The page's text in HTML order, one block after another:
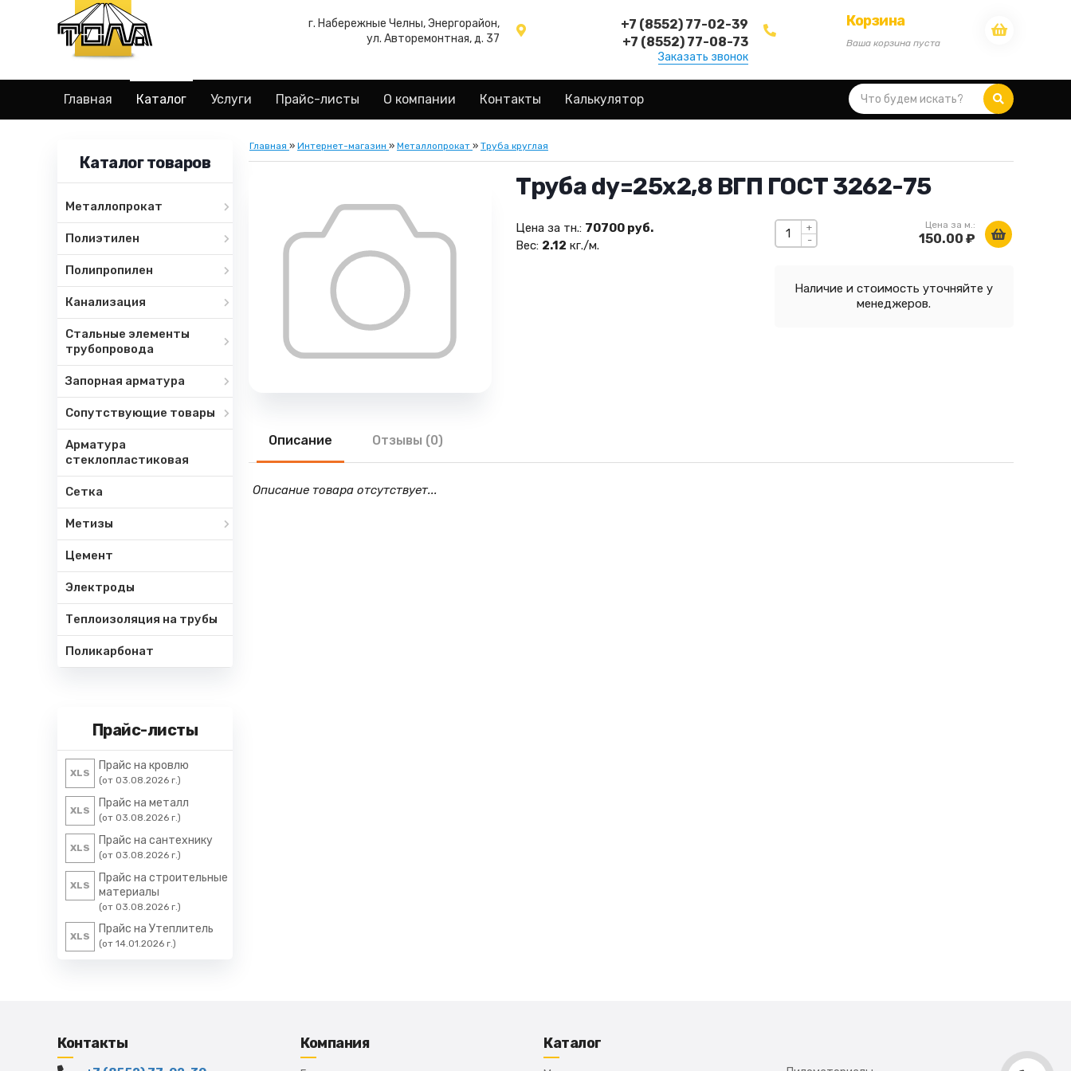
г. Набережные Челны, Энергорайон,
ул. Авторемонтная, д. 37
+7 (8552) 77-02-39
+7 (8552) 77-08-73
Заказать звонок
Корзина
Ваша корзина пуста
Главная Каталог Услуги Прайс-листы О компании Контакты Калькулятор
Каталог товаров
Металлопрокат
Полиэтилен
Полипропилен
Канализация
Стальные элементы
трубопровода
Запорная арматура
Сопутствующие товары
Арматура
стеклопластиковая
Сетка
Метизы
Цемент
Электроды
Теплоизоляция на трубы
Поликарбонат
Прайс-листы
XLS
Прайс на кровлю
(от 03.08.2026 г.)
XLS
Прайс на металл
(от 03.08.2026 г.)
XLS
Прайс на сантехнику
(от 03.08.2026 г.)
XLS
Прайс на строительные
материалы
(от 03.08.2026 г.)
XLS
Прайс на Утеплитель
(от 14.01.2026 г.)
Главная » Интернет-магазин » Металлопрокат » Труба круглая
Труба dy=25х2,8 ВГП ГОСТ 3262-75
-
+ Цена за м.:
150.00 ₽
Наличие и стоимость уточняйте у
менеджеров.
Цена за тн.: 70700 руб.
Вес: 2.12 кг./м.
Описание Отзывы (0)
Описание товара отсутствует...
Контакты Компания Каталог